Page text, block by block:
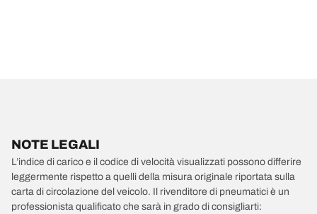
NOTE LEGALI
L’indice di carico e il codice di velocità visualizzati possono differire
leggermente rispetto a quelli della misura originale riportata sulla
carta di circolazione del veicolo. Il rivenditore di pneumatici è un
professionista qualificato che sarà in grado di consigliarti: